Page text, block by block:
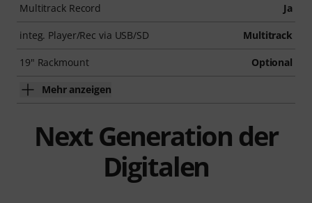
Multitrack Record Ja
integ. Player/Rec via USB/SD Multitrack
19" Rackmount Optional
Mehr anzeigen
Next Generation der
Digitalen